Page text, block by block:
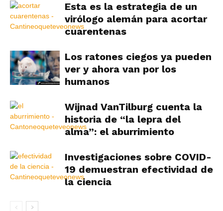
Esta es la estrategia de un
virólogo alemán para acortar
cuarentenas
Los ratones ciegos ya pueden
ver y ahora van por los
humanos
Wijnad VanTilburg cuenta la
historia de “la lepra del
alma”: el aburrimiento
Investigaciones sobre COVID-
19 demuestran efectividad de
la ciencia